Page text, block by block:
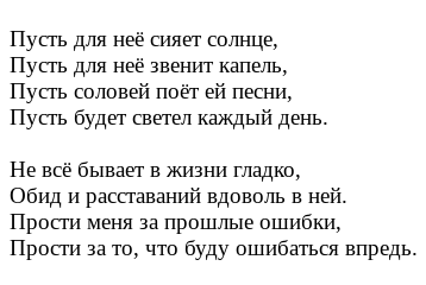
Пусть для неё сияет солнце,
Пусть для неё звенит капель,
Пусть соловей поёт ей песни,
Пусть будет светел каждый день.
Не всё бывает в жизни гладко,
Обид и расставаний вдоволь в ней.
Прости меня за прошлые ошибки,
Прости за то, что буду ошибаться впредь.